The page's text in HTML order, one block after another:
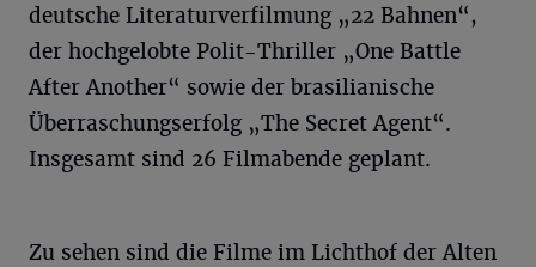
deutsche Literaturverfilmung „22 Bahnen“,
der hochgelobte Polit-Thriller „One Battle
After Another“ sowie der brasilianische
Überraschungserfolg „The Secret Agent“.
Insgesamt sind 26 Filmabende geplant.
Zu sehen sind die Filme im Lichthof der Alten